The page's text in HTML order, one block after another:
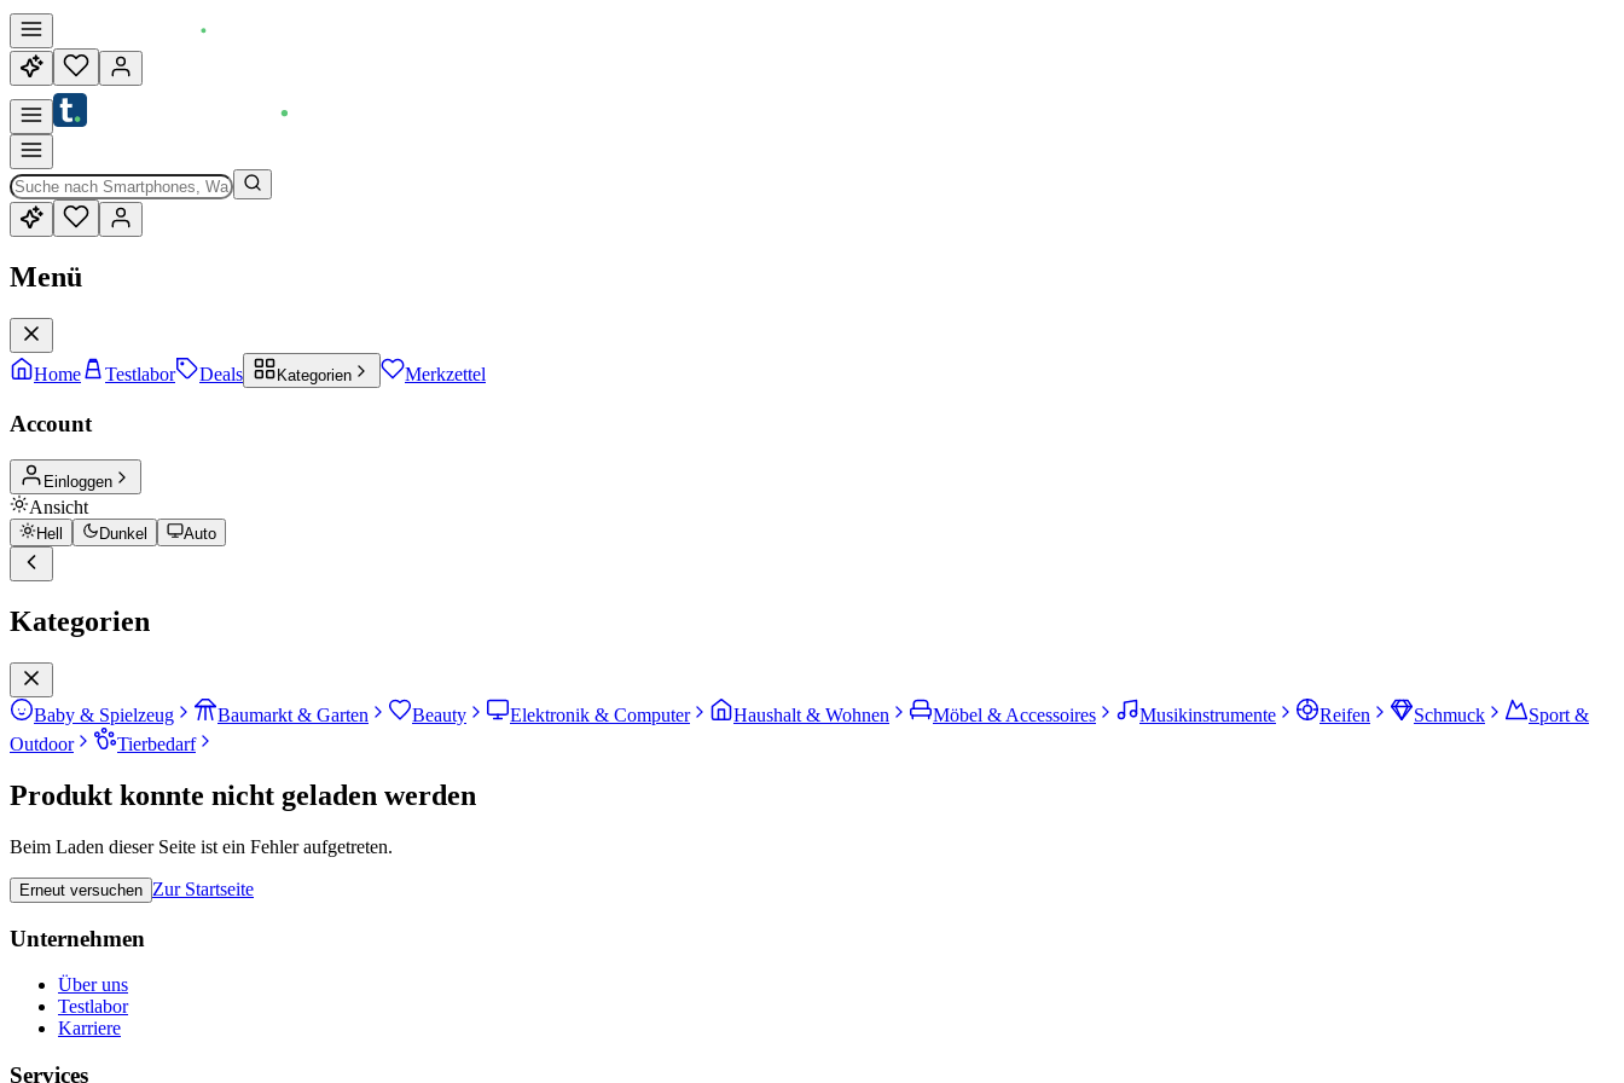
Menü
Home Testlabor Deals Kategorien Merkzettel
Account
Einloggen
Ansicht
Hell Dunkel Auto
Kategorien
Baby & Spielzeug Baumarkt & Garten Beauty Elektronik & Computer Haushalt & Wohnen Möbel & Accessoires Musikinstrumente Reifen Schmuck
Sport &
Outdoor
Tierbedarf
Produkt konnte nicht geladen werden
Beim Laden dieser Seite ist ein Fehler aufgetreten.
Erneut versuchen Zur Startseite
Unternehmen
Über uns
Testlabor
Karriere
Services